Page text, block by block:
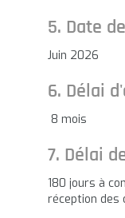
5. Date
Juin 2026
6. Délai
8 mois
7. Délai
180 jours à
réception des